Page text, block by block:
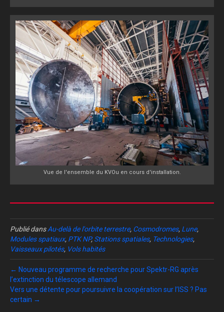
Vue de l'ensemble du KVOu en cours d'installation.
Publié dansAu-delà de l'orbite terrestre, Cosmodromes, Lune,
Modules spatiaux, PTK NP,Stations spatiales, Technologies,
Vaisseaux pilotés, Vols habités
← Nouveau programme de recherche pour Spektr-RG après
l’extinction du télescope allemand
Vers une détente pour poursuivre la coopération sur l’ISS ? Pas
certain →